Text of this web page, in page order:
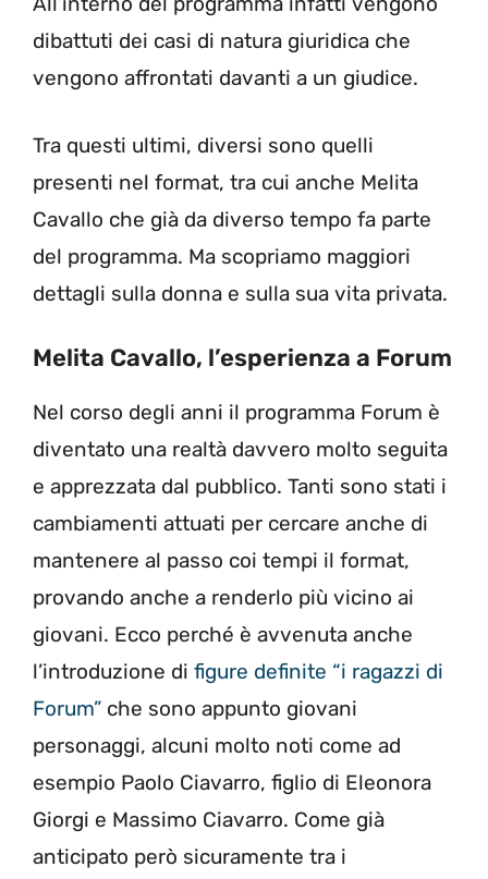
dibattuti dei casi di natura giuridica che
vengono affrontati davanti a un giudice.
Tra questi ultimi, diversi sono quelli
presenti nel format, tra cui anche Melita
Cavallo che già da diverso tempo fa parte
del programma. Ma scopriamo maggiori
dettagli sulla donna e sulla sua vita privata.
Melita Cavallo, l’esperienza a Forum
Nel corso degli anni il programma Forum è
diventato una realtà davvero molto seguita
e apprezzata dal pubblico. Tanti sono stati i
cambiamenti attuati per cercare anche di
mantenere al passo coi tempi il format,
provando anche a renderlo più vicino ai
giovani. Ecco perché è avvenuta anche
l’introduzione di figure definite “i ragazzi di
Forum” che sono appunto giovani
personaggi, alcuni molto noti come ad
esempio Paolo Ciavarro, figlio di Eleonora
Giorgi e Massimo Ciavarro. Come già
anticipato però sicuramente tra i